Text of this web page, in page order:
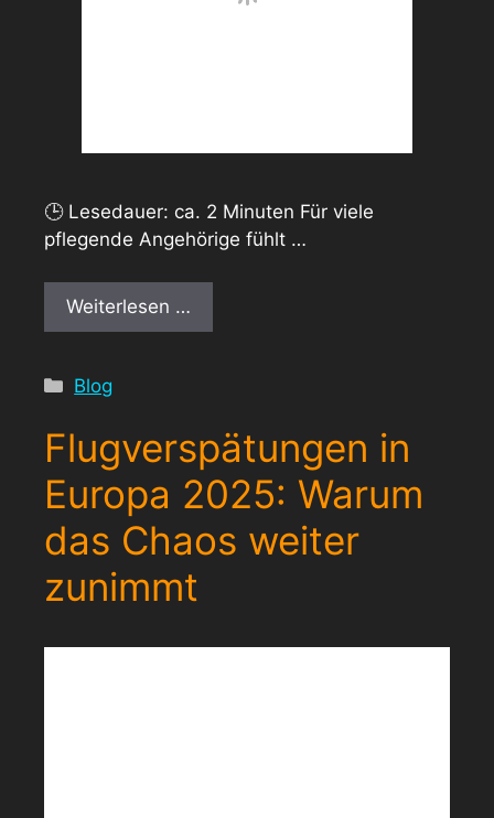
🕒 Lesedauer: ca. 2 Minuten Für viele
pflegende Angehörige fühlt …
Weiterlesen …
Kategorien
Blog
Flugverspätungen in
Europa 2025: Warum
das Chaos weiter
zunimmt